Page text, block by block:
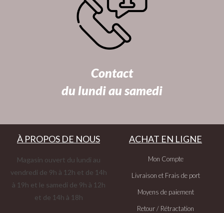
Contact
du lundi au samedi
À PROPOS DE NOUS
Magasin ouvert du lundi au
vendredi de 9h à 12h et de 14h
à 19h et le samedi de 9h à 12h
et de 14h à 18h
ACHAT EN LIGNE
Mon Compte
Livraison et Frais de port
Moyens de paiement
Retour / Rétractation